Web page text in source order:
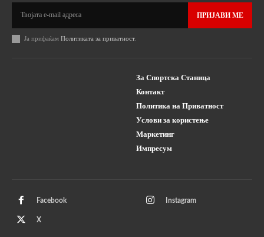
ПРИЈАВИ МЕ
Ја прифаќам Политиката за приватност.
За Спортска Станица
Контакт
Политика на Приватност
Услови за користење
Маркетинг
Импресум
Facebook Instagram
X